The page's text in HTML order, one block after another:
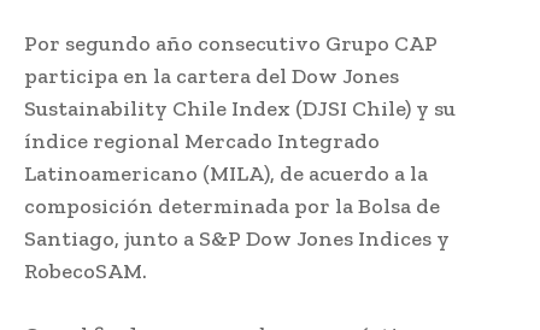
Por segundo año consecutivo Grupo CAP
participa en la cartera del Dow Jones
Sustainability Chile Index (DJSI Chile) y su
índice regional Mercado Integrado
Latinoamericano (MILA), de acuerdo a la
composición determinada por la Bolsa de
Santiago, junto a S&P Dow Jones Indices y
RobecoSAM.